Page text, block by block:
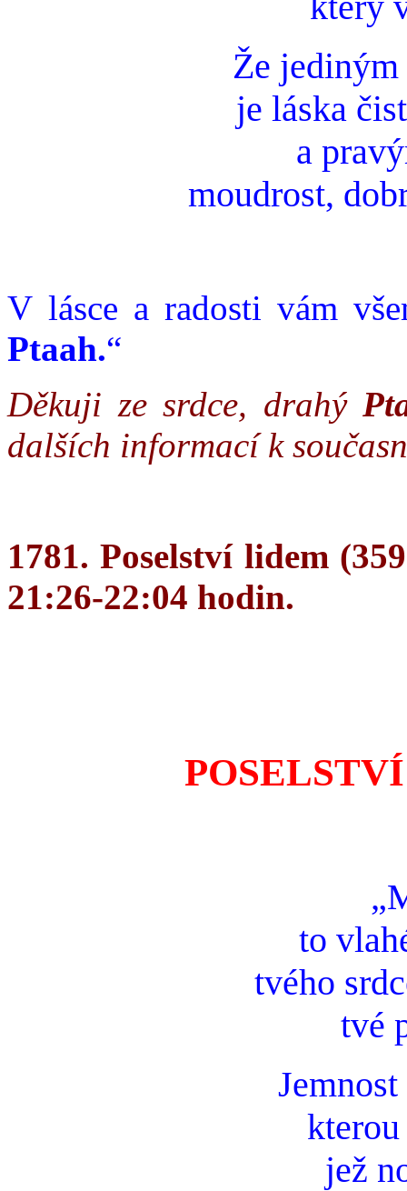
Že
je láska
a
moudrost,
V lásce a radosti vám
Ptaah.“
Děkuji ze srdce, drahý
dalších informací k
1781. Poselství lidem
21:26-22:04 hodin.
to
tvého
tvé
jež